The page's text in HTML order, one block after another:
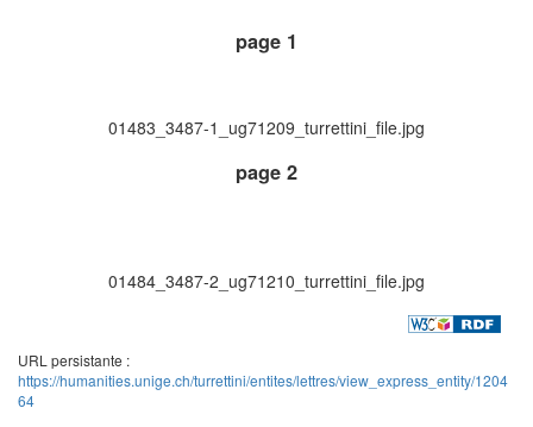
page 1
01483_3487-1_ug71209_turrettini_file.jpg
page 2
01484_3487-2_ug71210_turrettini_file.jpg
URL persistante :
https://humanities.unige.ch/turrettini/entites/lettres/view_express_entity/1204
64